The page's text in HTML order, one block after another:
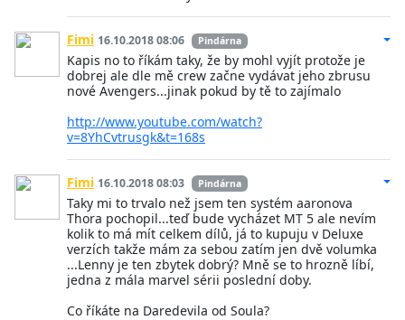
Fimi 16.10.2018 08:06 Pindárna
Kapis no to říkám taky, že by mohl vyjít protože je
dobrej ale dle mě crew začne vydávat jeho zbrusu
nové Avengers...jinak pokud by tě to zajímalo
http://www.youtube.com/watch?
v=8YhCvtrusgk&t=168s
Fimi 16.10.2018 08:03 Pindárna
Taky mi to trvalo než jsem ten systém aaronova
Thora pochopil...teď bude vycházet MT 5 ale nevím
kolik to má mít celkem dílů, já to kupuju v Deluxe
verzích takže mám za sebou zatím jen dvě volumka
...Lenny je ten zbytek dobrý? Mně se to hrozně líbí,
jedna z mála marvel sérii poslední doby.
Co říkáte na Daredevila od Soula?